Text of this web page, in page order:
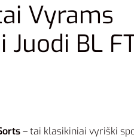
Vyrams
Juodi BL
– tai klasikiniai vyriški